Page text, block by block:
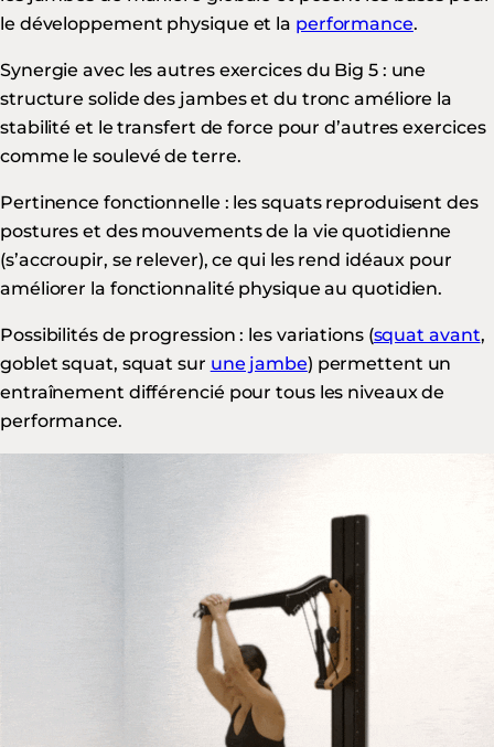
le développement physique et la performance.
Synergie avec les autres exercices du Big 5 : une
structure solide des jambes et du tronc améliore la
stabilité et le transfert de force pour d’autres exercices
comme le soulevé de terre.
Pertinence fonctionnelle : les squats reproduisent des
postures et des mouvements de la vie quotidienne
(s’accroupir, se relever), ce qui les rend idéaux pour
améliorer la fonctionnalité physique au quotidien.
Possibilités de progression : les variations (squat avant,
goblet squat, squat sur une jambe) permettent un
entraînement différencié pour tous les niveaux de
performance.